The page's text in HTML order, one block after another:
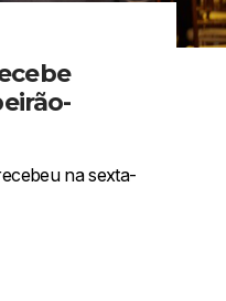
na sexta-